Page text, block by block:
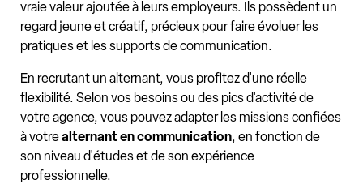
vraie valeur ajoutée à leurs employeurs. Ils possèdent un
regard jeune et créatif, précieux pour faire évoluer les
pratiques et les supports de communication.
En recrutant un alternant, vous profitez d'une réelle
flexibilité. Selon vos besoins ou des pics d'activité de
votre agence, vous pouvez adapter les missions confiées
à votrealternant en communication, en fonction de
son niveau d'études et de son expérience
professionnelle.